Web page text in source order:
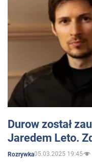
Durow został
Jaredem Leto.
Rozrywka05.03.2025 19:45